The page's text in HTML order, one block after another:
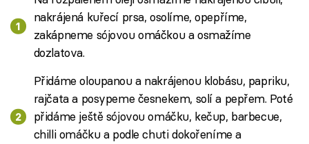
nakrájená kuřecí prsa, osolíme, opepříme,
zakápneme sójovou omáčkou a osmažíme
dozlatova.
Přidáme oloupanou a nakrájenou klobásu, papriku,
rajčata a posypeme česnekem, solí a pepřem. Poté
přidáme ještě sójovou omáčku, kečup, barbecue,
chilli omáčku a podle chuti dokořeníme a